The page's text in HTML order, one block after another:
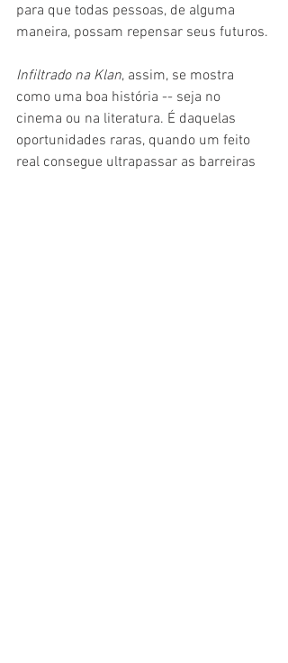
para que todas pessoas, de alguma
maneira, possam repensar seus futuros.
Infiltrado na Klan, assim, se mostra
como uma boa história -- seja no
cinema ou na literatura. É daquelas
oportunidades raras, quando um feito
real consegue ultrapassar as barreiras